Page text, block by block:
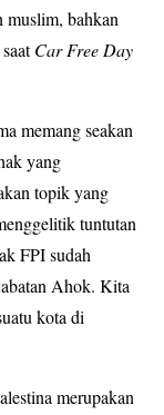
muslim, bahkan
Car Free Day
memang seakan
yang
topik yang
tuntutan
FPI sudah
Ahok. Kita
kota di
merupakan